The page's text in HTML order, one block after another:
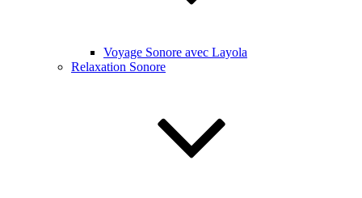
Voyage Sonore avec Layola
Relaxation Sonore